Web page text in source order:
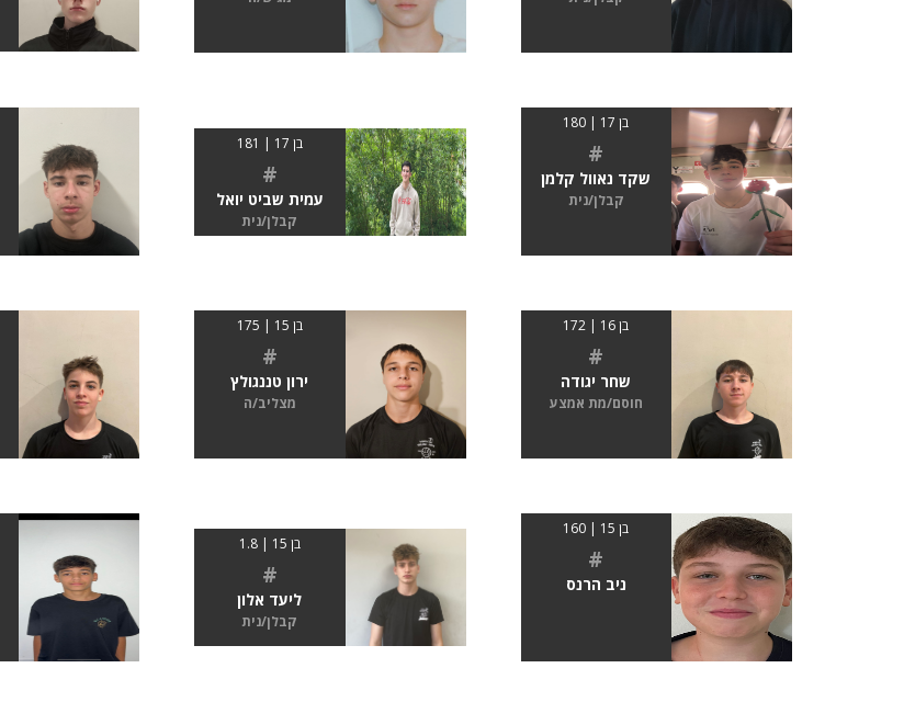
בן 17 | 180
#
שקד נאוול קלמן
קבלן/נית
בן 17 | 181
#
עמית שביט יואל
קבלן/נית
בן 16 | 172
#
שחר יגודה
חוסם/מת אמצע
בן 15 | 175
#
ירון טננגולץ
מצליב/ה
בן 15 | 160
#
ניב הרנס
בן 15 | 1.8
#
ליעד אלון
קבלן/נית